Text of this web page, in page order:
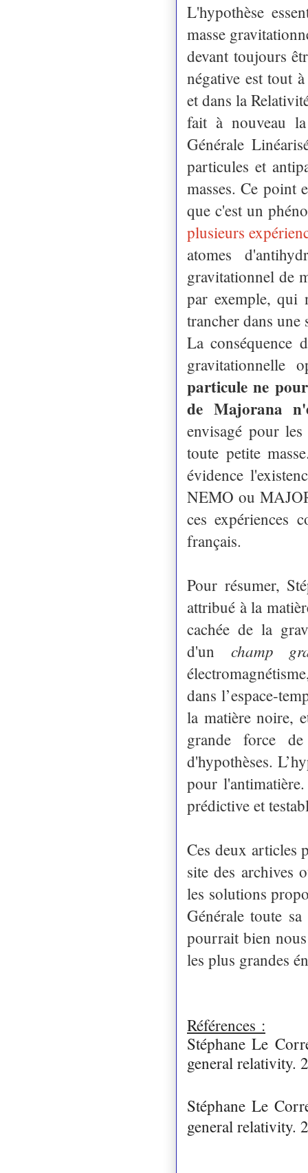
L'hypothèse
masse
devant toujours
négative est tout
et dans la
fait à nouveau la
Générale
particules et
masses. Ce point
que c'est un
plusieurs
atomes
gravitationnel de
par exemple, qui
trancher dans une
La conséquence
gravitationnelle
particule ne
de Majorana
envisagé pour
toute petite
évidence
NEMO ou
ces expériences
français.
Pour résumer,
attribué à la
cachée de la
d'un champ
dans l’espace-
la matière noire,
grande force
d'hypothèses.
pour
prédictive et
Ces deux articles
site des archives
les solutions
Générale toute
pourrait bien
les plus grandes
Références :
Stéphane Le
general relativity.
Stéphane Le
general relativity.